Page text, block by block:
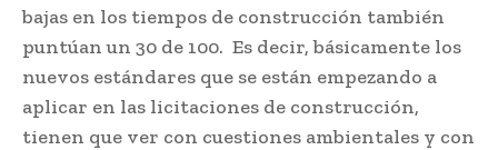
bajas en los tiempos de construcción también
puntúan un 30 de 100. Es decir, básicamente los
nuevos estándares que se están empezando a
aplicar en las licitaciones de construcción,
tienen que ver con cuestiones ambientales y con